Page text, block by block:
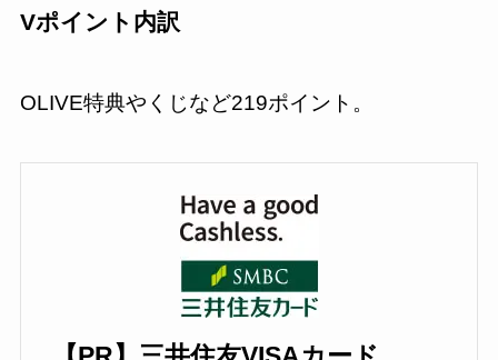
Vポイント内訳
OLIVE特典やくじなど219ポイント。